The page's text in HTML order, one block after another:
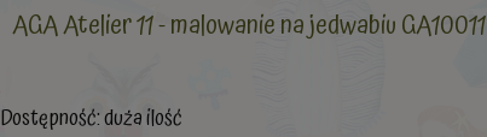
AGA Atelier 11 - malowanie na jedwabiu GA10011
Dostępność:duża ilość